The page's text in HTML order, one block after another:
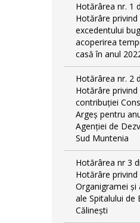
Hotărârea nr. 1
Hotărâre privind
excedentului
acoperirea
casă în anul
Hotărârea nr. 2
Hotărâre
contribuției
Argeș pentru
Agenției de
Sud Muntenia
Hotărârea nr 3
Hotărâre
Organigramei și
ale Spitalului de
Călinești